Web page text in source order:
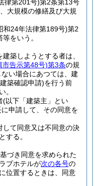
律第201号)第2条第13号
大規模の修繕及び大規
和24年法律第189号)第2
をいう。
築しようとする者は、
市告示第48号)第3条の規
い場合にあつては、建
築確認申請)を行う前
。
(以下「建築主」とい
申請して、その同意を
して同意又は不同意の決
する。
づき同意を求められた
ブホテルが次の各号の
位置するときは、同意